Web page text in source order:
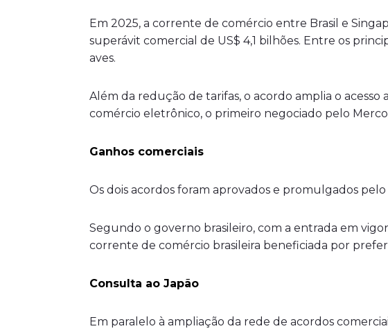
Em 2025, a corrente de comércio entre Brasil e
superávit comercial de US$ 4,1 bilhões. Entre os
aves.
Além da redução de tarifas, o acordo amplia o
comércio eletrônico, o primeiro negociado pelo
Ganhos comerciais
Os dois acordos foram aprovados e promulgados
Segundo o governo brasileiro, com a entrada em
corrente de comércio brasileira beneficiada por
Consulta ao Japão
Em paralelo à ampliação da rede de acordos